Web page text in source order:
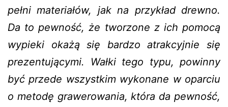
pełni materiałów, jak na przykład drewno.
Da to pewność, że tworzone z ich pomocą
wypieki okażą się bardzo atrakcyjnie się
prezentującymi. Wałki tego typu, powinny
być przede wszystkim wykonane w oparciu
o metodę grawerowania, która da pewność,